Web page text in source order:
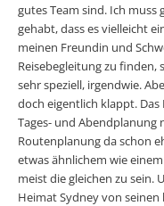
gutes Team sind. Ich muss
gehabt, dass es vielleicht
meinen Freundin und
Reisebegleitung zu finden,
sehr speziell, irgendwie.
doch eigentlich klappt.
Tages- und Abendplanung
Routenplanung da schon
etwas ähnlichem wie
meist die gleichen zu sein.
Heimat Sydney von